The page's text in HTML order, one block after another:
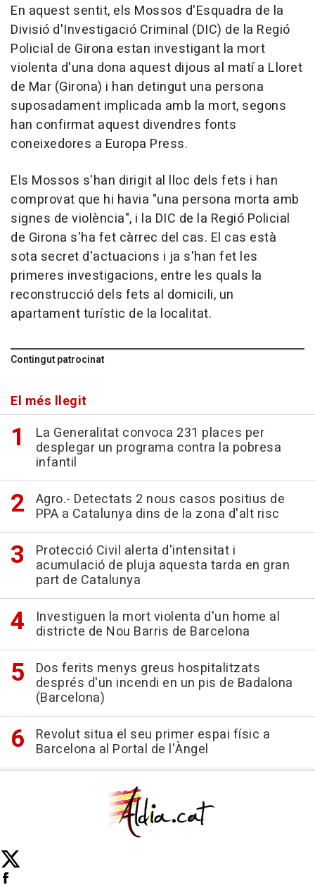
En aquest sentit, els Mossos d'Esquadra de la
Divisió d'Investigació Criminal (DIC) de la Regió
Policial de Girona estan investigant la mort
violenta d'una dona aquest dijous al matí a Lloret
de Mar (Girona) i han detingut una persona
suposadament implicada amb la mort, segons
han confirmat aquest divendres fonts
coneixedores a Europa Press.
Els Mossos s'han dirigit al lloc dels fets i han
comprovat que hi havia "una persona morta amb
signes de violència", i la DIC de la Regió Policial
de Girona s'ha fet càrrec del cas. El cas està
sota secret d'actuacions i ja s'han fet les
primeres investigacions, entre les quals la
reconstrucció dels fets al domicili, un
apartament turístic de la localitat.
Contingut patrocinat
El més llegit
La Generalitat convoca 231 places per
desplegar un programa contra la pobresa
infantil
Agro.- Detectats 2 nous casos positius de
PPA a Catalunya dins de la zona d'alt risc
Protecció Civil alerta d'intensitat i
acumulació de pluja aquesta tarda en gran
part de Catalunya
Investiguen la mort violenta d'un home al
districte de Nou Barris de Barcelona
Dos ferits menys greus hospitalitzats
després d'un incendi en un pis de Badalona
(Barcelona)
Revolut situa el seu primer espai físic a
Barcelona al Portal de l'Àngel